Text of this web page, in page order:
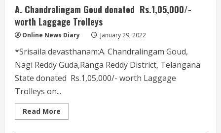
A. Chandralingam Goud donated Rs.1,05,000/-
worth Laggage Trolleys
Online News Diary January 29, 2022
*Srisaila devasthanam:A. Chandralingam Goud,
Nagi Reddy Guda,Ranga Reddy District, Telangana
State donated Rs.1,05,000/- worth Laggage
Trolleys on...
Read More
more